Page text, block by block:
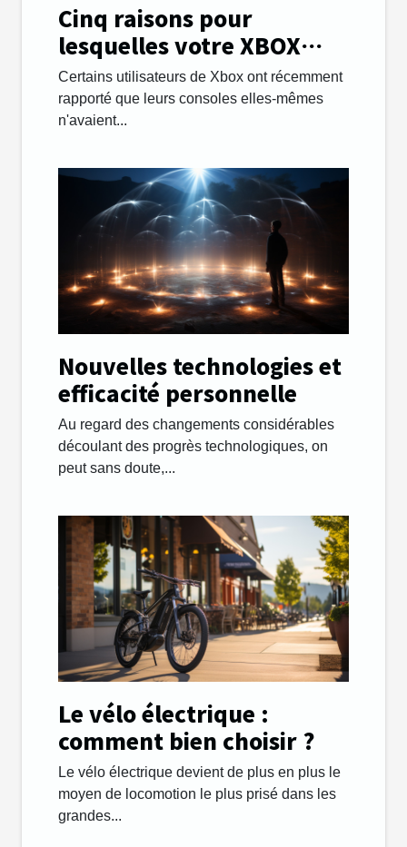
Cinq raisons pour
lesquelles votre XBOX
ONE s’allume d’elle-
même et comment y
remédier ?
Certains utilisateurs de Xbox ont récemment
rapporté que leurs consoles elles-mêmes
n'avaient...
Nouvelles technologies et
efficacité personnelle
Au regard des changements considérables
découlant des progrès technologiques, on
peut sans doute,...
Le vélo électrique :
comment bien choisir ?
Le vélo électrique devient de plus en plus le
moyen de locomotion le plus prisé dans les
grandes...